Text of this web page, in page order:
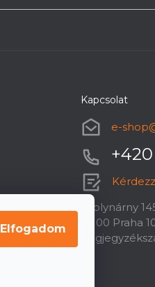
Elfogadom
Kapcsolat
e-shop
U plynárny
10100 Praha